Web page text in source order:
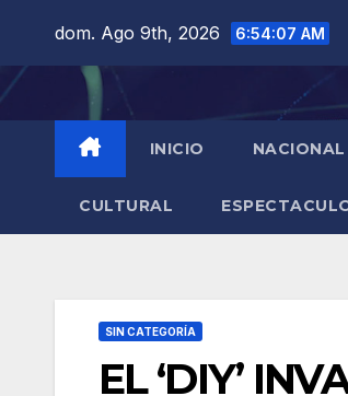
contenido
dom. Ago 9th, 2026 6:54:08 AM
INICIO NACIONAL
CULTURAL
SIN CATEGORÍA
EL ‘DIY’